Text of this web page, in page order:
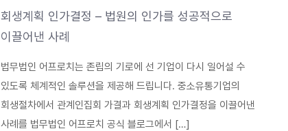
회생계획 인가결정 – 법원의 인가를 성공적으로
이끌어낸 사례
법무법인 어프로치는 존립의 기로에 선 기업이 다시 일어설 수
있도록 체계적인 솔루션을 제공해 드립니다. 중소유통기업의
회생절차에서 관계인집회 가결과 회생계획 인가결정을 이끌어낸
사례를 법무법인 어프로치 공식 블로그에서 […]